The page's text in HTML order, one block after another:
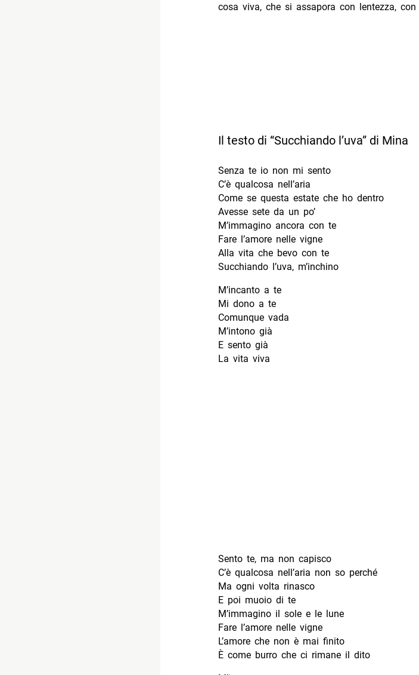
cosa viva, che si assapora con lentezza,
Il testo di “Succhiando l’uva” di Mina
Senza te io non mi sento
C’è qualcosa nell’aria
Come se questa estate che ho dentro
Avesse sete da un po’
M’immagino ancora con te
Fare l’amore nelle vigne
Alla vita che bevo con te
Succhiando l’uva, m’inchino
M’incanto a te
Mi dono a te
Comunque vada
M’intono già
E sento già
La vita viva
Sento te, ma non capisco
C’è qualcosa nell’aria non so perché
Ma ogni volta rinasco
E poi muoio di te
M’immagino il sole e le lune
Fare l’amore nelle vigne
L’amore che non è mai finito
È come burro che ci rimane il dito